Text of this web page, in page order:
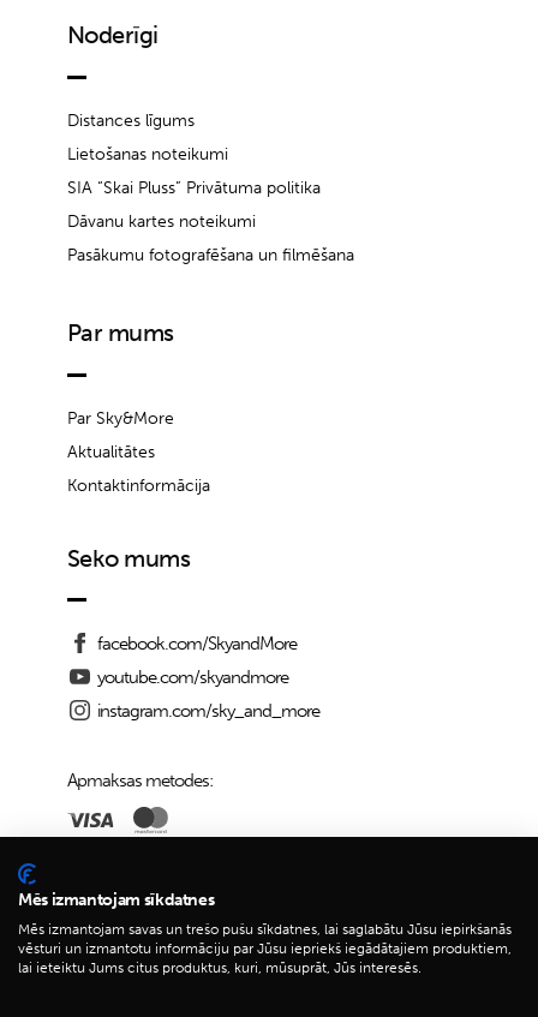
Noderīgi
Distances līgums
Lietošanas noteikumi
SIA “Skai Pluss” Privātuma politika
Dāvanu kartes noteikumi
Pasākumu fotografēšana un filmēšana
Par mums
Par Sky&More
Aktualitātes
Kontaktinformācija
Seko mums
facebook.com/SkyandMore
youtube.com/skyandmore
instagram.com/sky_and_more
Apmaksas metodes:
Piegādes iespējas:
Mēs izmantojam sīkdatnes
Mēs izmantojam savas un trešo pušu sīkdatnes, lai saglabātu Jūsu iepirkšanās
vēsturi un izmantotu informāciju par Jūsu iepriekš iegādātajiem produktiem,
lai ieteiktu Jums citus produktus, kuri, mūsuprāt, Jūs interesēs.